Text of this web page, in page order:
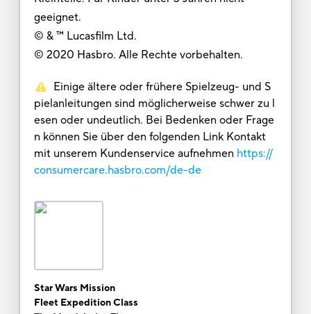
geeignet.
© & ™ Lucasfilm Ltd.
© 2020 Hasbro. Alle Rechte vorbehalten.
Einige ältere oder frühere Spielzeug- und S
pielanleitungen sind möglicherweise schwer zu l
esen oder undeutlich. Bei Bedenken oder Frage
n können Sie über den folgenden Link Kontakt
mit unserem Kundenservice aufnehmen https://
consumercare.hasbro.com/de-de
Star Wars Mission
Fleet Expedition Class